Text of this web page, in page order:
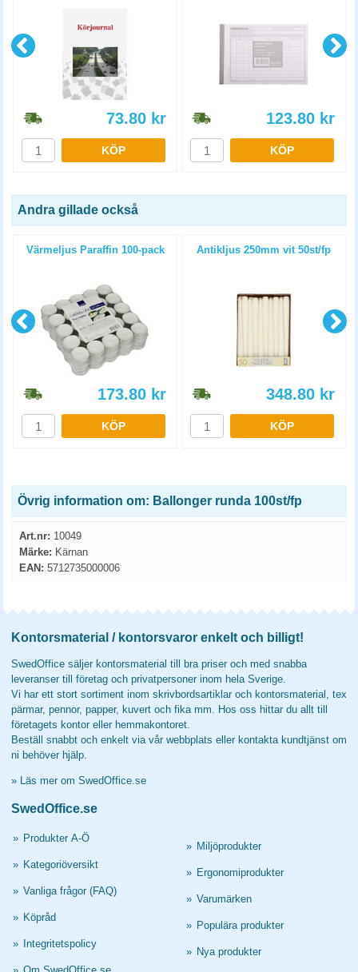
73.80 kr
KÖP
123.80 kr
KÖP
Andra gillade också
Värmeljus Paraffin 100-pack
173.80 kr
KÖP
Antikljus 250mm vit 50st/fp
348.80 kr
KÖP
Övrig information om: Ballonger runda 100st/fp
Art.nr: 10049
Märke: Kärnan
EAN: 5712735000006
Kontorsmaterial / kontorsvaror enkelt och billigt!
SwedOffice säljer kontorsmaterial till bra priser och med snabba
leveranser till företag och privatpersoner inom hela Sverige.
Vi har ett stort sortiment inom skrivbordsartiklar och kontorsmaterial, tex
pärmar, pennor, papper, kuvert och fika mm. Hos oss hittar du allt till
företagets kontor eller hemmakontoret.
Beställ snabbt och enkelt via vår webbplats eller kontakta kundtjänst om
ni behöver hjälp.
» Läs mer om SwedOffice.se
SwedOffice.se
» Produkter A-Ö
» Kategoriöversikt
» Vanliga frågor (FAQ)
» Köpråd
» Integritetspolicy
» Miljöprodukter
» Ergonomiprodukter
» Varumärken
» Populära produkter
» Nya produkter